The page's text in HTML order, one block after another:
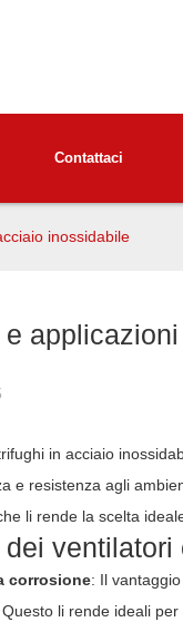
Contattaci
inossidabile
e
in acciaio
e resistenza agli
li rende la scelta
dei
corrosione: Il
li rende ideali